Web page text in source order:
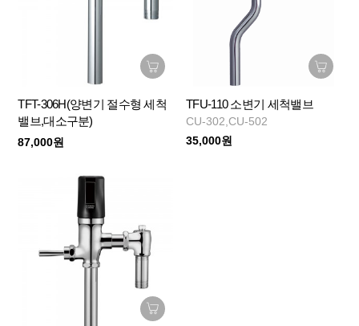
TFT-306H(양변기 절수형 세척
밸브,대소구분)
87,000원
TFU-110 소변기 세척밸브
CU-302,CU-502
35,000원